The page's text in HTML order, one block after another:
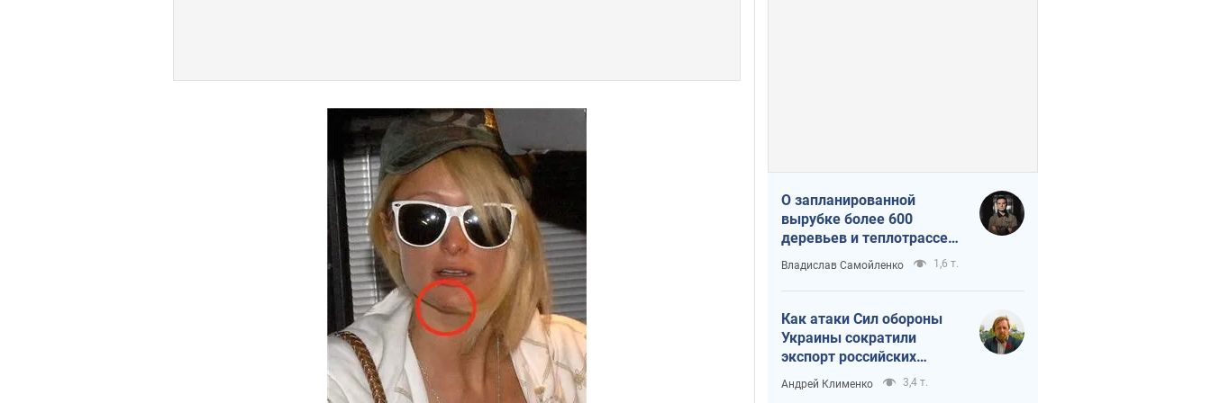
О запланированной
вырубке более 600
деревьев и теплотрассе:
что происходит на
Теремках в Киеве
Владислав Самойленко 1,6 т.
Как атаки Сил обороны
Украины сократили
экспорт российских
нефтепродуктов
Андрей Клименко 3,4 т.